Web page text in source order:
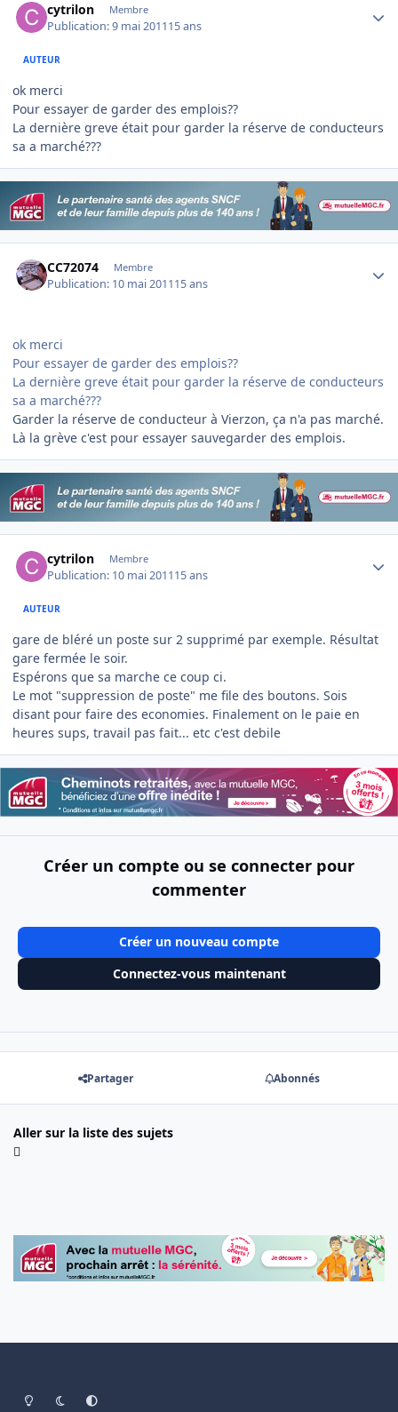
cytrilon Membre
Publication:9 mai 201115 ans
AUTEUR
ok merci
Pour essayer de garder des emplois??
La dernière greve était pour garder la réserve de conducteurs
sa a marché???
CC72074 Membre
Publication: 10 mai 201115 ans
ok merci
Pour essayer de garder des emplois??
La dernière greve était pour garder la réserve de conducteurs
sa a marché???
Garder la réserve de conducteur à Vierzon, ça n'a pas marché.
Là la grève c'est pour essayer sauvegarder des emplois.
cytrilon Membre
Publication: 10 mai 201115 ans
AUTEUR
gare de bléré un poste sur 2 supprimé par exemple. Résultat
gare fermée le soir.
Espérons que sa marche ce coup ci.
Le mot "suppression de poste" me file des boutons. Sois
disant pour faire des economies. Finalement on le paie en
heures sups, travail pas fait... etc c'est debile
Créer un compte ou se connecter pour
commenter
Créer un nouveau compte
Connectez-vous maintenant
Partager Abonnés
Aller sur la liste des sujets
Light ModeDark ModeSystem Preference